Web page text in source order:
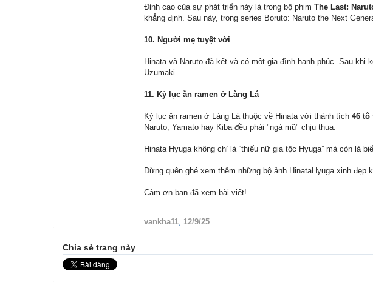
Đỉnh cao của sự phát triển này là trong bộ phim The Last:
khẳng định. Sau này, trong series Boruto: Naruto the Next
10. Người mẹ tuyệt vời
Hinata và Naruto đã kết và có một gia đình hạnh phúc. Sau
Uzumaki.
11. Kỷ lục ăn ramen ở Làng Lá
Kỷ lục ăn ramen ở Làng Lá thuộc về Hinata với thành tích 46 tô
Naruto, Yamato hay Kiba đều phải "ngả mũ" chịu thua.
Hinata Hyuga không chỉ là “thiếu nữ gia tộc Hyuga” mà còn là
Đừng quên ghé xem thêm những bộ ảnh HinataHyuga xinh đẹp
Cảm ơn bạn đã xem bài viết!
vankha11, 12/9/25
Chia sẻ trang này